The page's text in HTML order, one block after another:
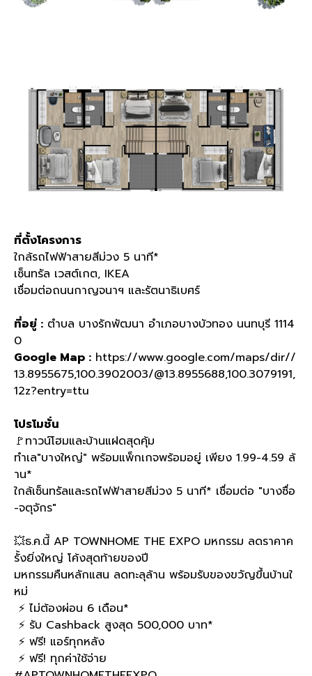
ที่ตั้งโครงการ
ใกล้รถไฟฟ้าสายสีม่วง 5 นาที*
เซ็นทรัล เวสต์เกต, IKEA
เชื่อมต่อถนนกาญจนาฯ และรัตนาธิเบศร์
ที่อยู่ : ตำบล บางรักพัฒนา อำเภอบางบัวทอง นนทบุรี 1114
0
Google Map : https://www.google.com/maps/dir//
13.8955675,100.3902003/@13.8955688,100.3079191,
12z?entry=ttu
โปรโมชั่น
🚩ทาวน์โฮมและบ้านแฝดสุดคุ้ม
ทำเล"บางใหญ่" พร้อมแพ็กเกจพร้อมอยู่ เพียง 1.99-4.59 ล้
าน*
ใกล้เซ็นทรัลและรถไฟฟ้าสายสีม่วง 5 นาที* เชื่อมต่อ "บางซื่อ
-จตุจักร"
💥ธ.ค.นี้ AP TOWNHOME THE EXPO มหกรรม ลดราคาค
รั้งยิ่งใหญ่ โค้งสุดท้ายของปี
มหกรรมคืนหลักแสน ลดทะลุล้าน พร้อมรับของขวัญขึ้นบ้านใ
หม่
⚡️ ไม่ต้องผ่อน 6 เดือน*
⚡️ รับ Cashback สูงสุด 500,000 บาท*
⚡️ ฟรี! แอร์ทุกหลัง
⚡️ ฟรี! ทุกค่าใช้จ่าย